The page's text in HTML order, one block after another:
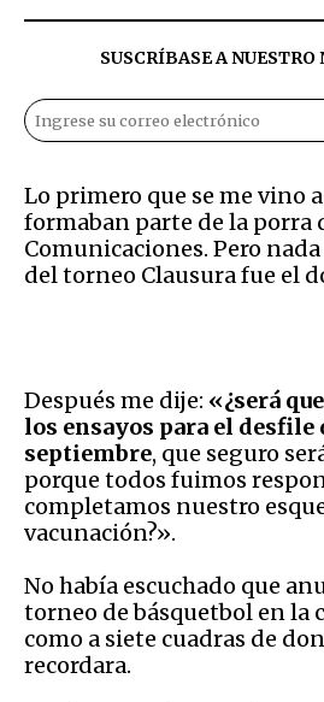
SUSCRÍBASE A NUESTRO
Lo primero que se me vino
formaban parte de la porra
Comunicaciones. Pero
del torneo Clausura fue el
Después me dije: «¿será
los ensayos para el desfile
septiembre, que seguro
porque todos fuimos
completamos nuestro
vacunación?».
No había escuchado que
torneo de básquetbol en la
como a siete cuadras de
recordara.